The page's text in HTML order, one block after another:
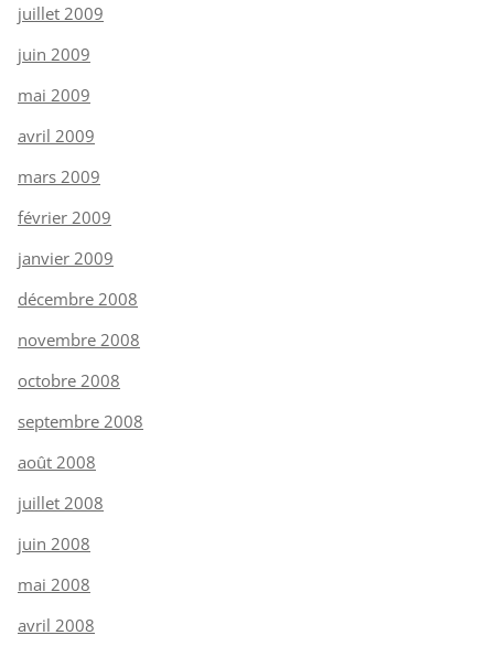
juillet 2009
juin 2009
mai 2009
avril 2009
mars 2009
février 2009
janvier 2009
décembre 2008
novembre 2008
octobre 2008
septembre 2008
août 2008
juillet 2008
juin 2008
mai 2008
avril 2008